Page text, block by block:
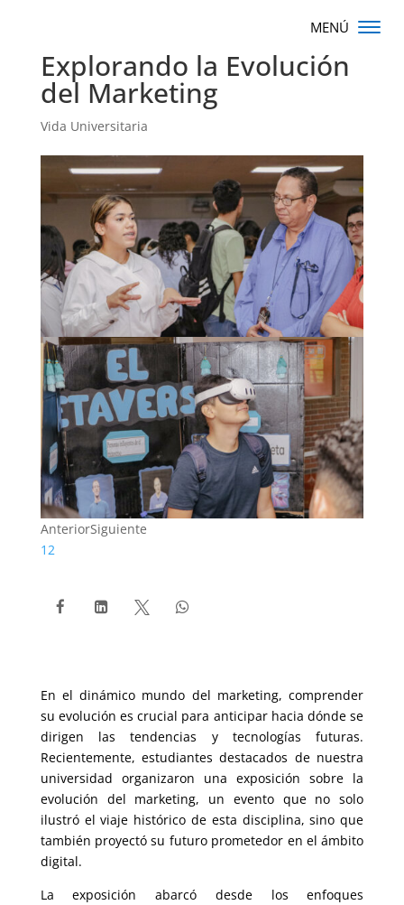
Explorando la Evolución
del Marketing
Vida Universitaria
AnteriorSiguiente
1 2
   
En el dinámico mundo del marketing, comprender
su evolución es crucial para anticipar hacia dónde se
dirigen las tendencias y tecnologías futuras.
Recientemente, estudiantes destacados de nuestra
universidad organizaron una exposición sobre la
evolución del marketing, un evento que no solo
ilustró el viaje histórico de esta disciplina, sino que
también proyectó su futuro prometedor en el ámbito
digital.
La exposición abarcó desde los enfoques